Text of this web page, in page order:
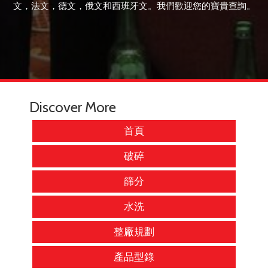
文，法文，德文，俄文和西班牙文。我們歡迎您的寶貴查詢。
Discover More
首頁
破碎
篩分
水洗
整廠規劃
產品型錄